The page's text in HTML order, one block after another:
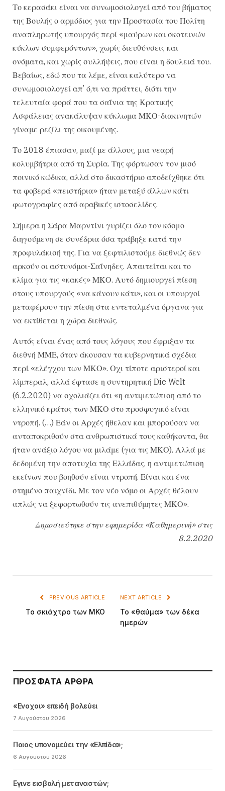
Το κερασάκι είναι να συνωμοσιολογεί από του βήματος
της Βουλής ο αρμόδιος για την Προστασία του Πολίτη
αναπληρωτής υπουργός περί «μαύρων και σκοτεινών
κύκλων συμφερόντων», χωρίς διευθύνσεις και
ονόματα, και χωρίς συλλήψεις, που είναι η δουλειά του.
Βεβαίως, εδώ που τα λέμε, είναι καλύτερο να
συνωμοσιολογεί απ’ ό,τι να πράττει, διότι την
τελευταία φορά που τα σαΐνια της Κρατικής
Ασφάλειας ανακάλυψαν κύκλωμα ΜΚΟ-διακινητών
γίναμε ρεζίλι της οικουμένης.
Το 2018 έπιασαν, μαζί με άλλους, μια νεαρή
κολυμβήτρια από τη Συρία. Της φόρτωσαν τον μισό
ποινικό κώδικα, αλλά στο δικαστήριο αποδείχθηκε ότι
τα φοβερά «πειστήρια» ήταν μεταξύ άλλων κάτι
φωτογραφίες από αραβικές ιστοσελίδες.
Σήμερα η Σάρα Μαρντίνι γυρίζει όλο τον κόσμο
διηγούμενη σε συνέδρια όσα τράβηξε κατά την
προφυλάκισή της. Για να ξεφτιλιστούμε διεθνώς δεν
αρκούν οι αστυνόμοι-Σαΐνηδες. Απαιτείται και το
κλίμα για τις «κακές» ΜΚΟ. Αυτό δημιουργεί πίεση
στους υπουργούς «να κάνουν κάτι», και οι υπουργοί
μεταφέρουν την πίεση στα εντεταλμένα όργανα για
να εκτίθεται η χώρα διεθνώς.
Αυτός είναι ένας από τους λόγους που έφριξαν τα
διεθνή ΜΜΕ, όταν άκουσαν τα κυβερνητικά σχέδια
περί «ελέγχου των ΜΚΟ». Οχι τίποτε αριστεροί και
λίμπεραλ, αλλά έφτασε η συντηρητική Die Welt
(6.2.2020) να σχολιάζει ότι «η αντιμετώπιση από το
ελληνικό κράτος των ΜΚΟ στο προσφυγικό είναι
ντροπή. (…) Εάν οι Αρχές ήθελαν και μπορούσαν να
ανταποκριθούν στα ανθρωπιστικά τους καθήκοντα, θα
ήταν ανάξιο λόγου να μιλάμε (για τις ΜΚΟ). Αλλά με
δεδομένη την αποτυχία της Ελλάδας, η αντιμετώπιση
εκείνων που βοηθούν είναι ντροπή. Είναι και ένα
στημένο παιχνίδι. Με τον νέο νόμο οι Αρχές θέλουν
απλώς να ξεφορτωθούν τις ανεπιθύμητες ΜΚΟ».
Δημοσιεύτηκε στην εφημερίδα «Καθημερινή» στις
8.2.2020
PREVIOUS ARTICLE
Το σκιάχτρο των ΜΚΟ
NEXT ARTICLE
Το «θαύμα» των δέκα
ημερών
ΠΡΌΣΦΑΤΑ ΆΡΘΡΑ
«Ενοχοι» επειδή βολεύει
7 Αυγούστου 2026
Ποιος υπονομεύει την «Ελπίδα»;
6 Αυγούστου 2026
Εγινε εισβολή μεταναστών;